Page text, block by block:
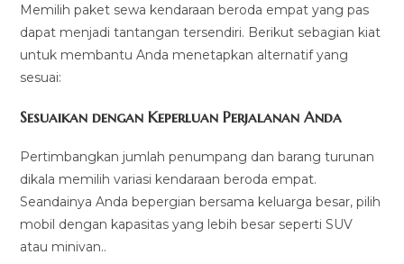
Memilih paket sewa kendaraan beroda empat yang pas
dapat menjadi tantangan tersendiri. Berikut sebagian kiat
untuk membantu Anda menetapkan alternatif yang
sesuai:
Sesuaikan dengan Keperluan Perjalanan Anda
Pertimbangkan jumlah penumpang dan barang turunan
dikala memilih variasi kendaraan beroda empat.
Seandainya Anda bepergian bersama keluarga besar, pilih
mobil dengan kapasitas yang lebih besar seperti SUV
atau minivan..